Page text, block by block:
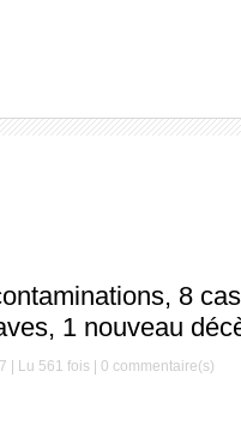
8
1 nouveau
| Lu 561 fois |0 commentaire(s)